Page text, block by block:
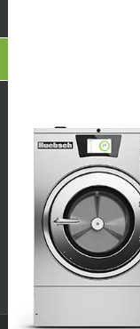
支援
技術文獻
洗衣設計